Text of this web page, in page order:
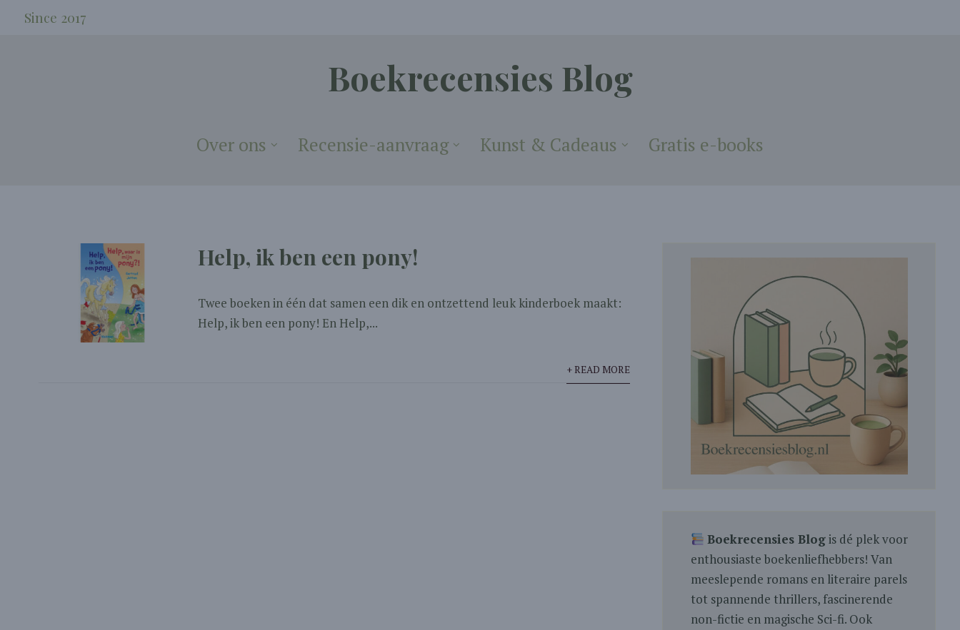
Since 2017
Boekrecensies Blog
Over ons Recensie-aanvraag Kunst & Cadeaus Gratis e-books
Help, ik ben een pony!
Twee boeken in één dat samen een dik en ontzettend leuk kinderboek maakt:
Help, ik ben een pony! En Help,...
+ READ MORE
Boekrecensies Blogis dé plek voor
enthousiaste boekenliefhebbers! Van
meeslepende romans en literaire parels
tot spannende thrillers, fascinerende
non-fictie en magische Sci-fi. Ook